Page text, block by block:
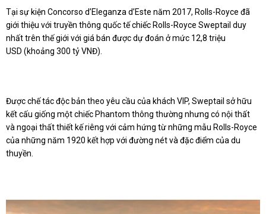
Tại sự kiện Concorso d’Eleganza d’Este năm 2017, Rolls-Royce đã
giới thiệu với truyền thông quốc tế chiếc Rolls-Royce Sweptail duy
nhất trên thế giới với giá bán được dự đoán ở mức 12,8 triệu
USD (khoảng 300 tỷ VNĐ).
Được chế tác độc bản theo yêu cầu của khách VIP, Sweptail sở hữu
kết cấu giống một chiếc Phantom thông thường nhưng có nội thất
và ngoại thất thiết kế riêng với cảm hứng từ những mẫu Rolls-Royce
của những năm 1920 kết hợp với đường nét và đặc điểm của du
thuyền.